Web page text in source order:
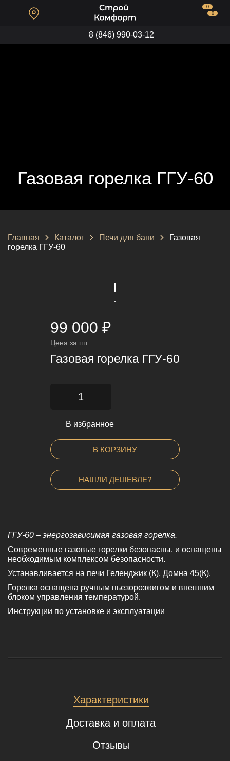
0
0
8 (846) 990-03-12
Газовая горелка ГГУ-60
Главная Каталог Печи для бани
Газовая
горелка ГГУ-60
99 000 ₽
Цена за шт.
Газовая горелка ГГУ-60
В избранное
В КОРЗИНУ
НАШЛИ ДЕШЕВЛЕ?
ГГУ-60 – энергозависимая газовая горелка.
Современные газовые горелки безопасны, и оснащены
необходимым комплексом безопасности.
Устанавливается на печи Геленджик (К), Домна 45(К).
Горелка оснащена ручным пьезорозжигом и внешним
блоком управления температурой.
Инструкции по установке и эксплуатации
Характеристики
Доставка и оплата
Отзывы